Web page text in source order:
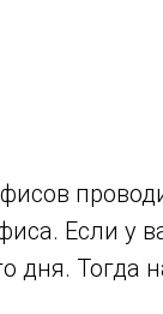
Если у
Тогда